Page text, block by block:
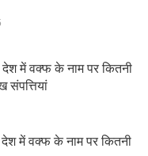
में वक्फ के नाम पर कितनी